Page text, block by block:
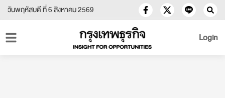
วันพฤหัสบดี ที่ 6 สิงหาคม 2569
Login